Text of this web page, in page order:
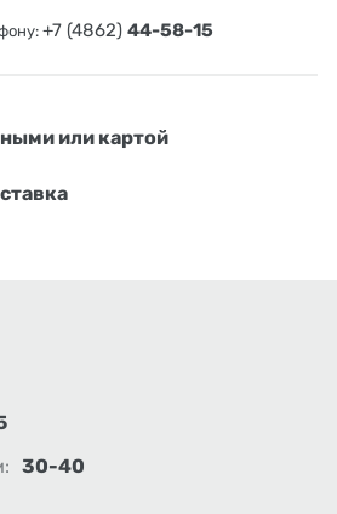
+7 (4862) 44-58-15
или картой
30-40